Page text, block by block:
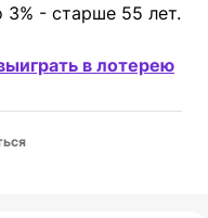
3% - старше 55 лет.
в лотерею